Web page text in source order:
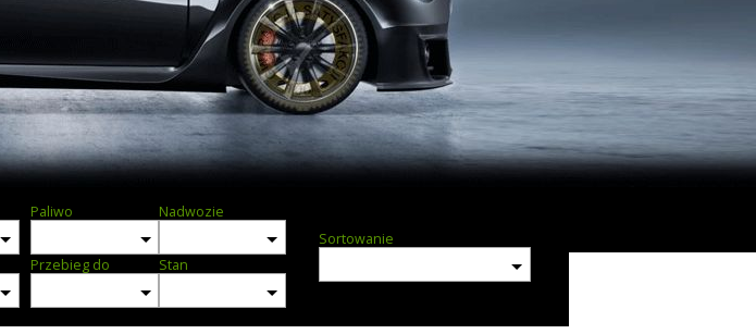
Paliwo Nadwozie
Przebieg do Stan
Sortowanie